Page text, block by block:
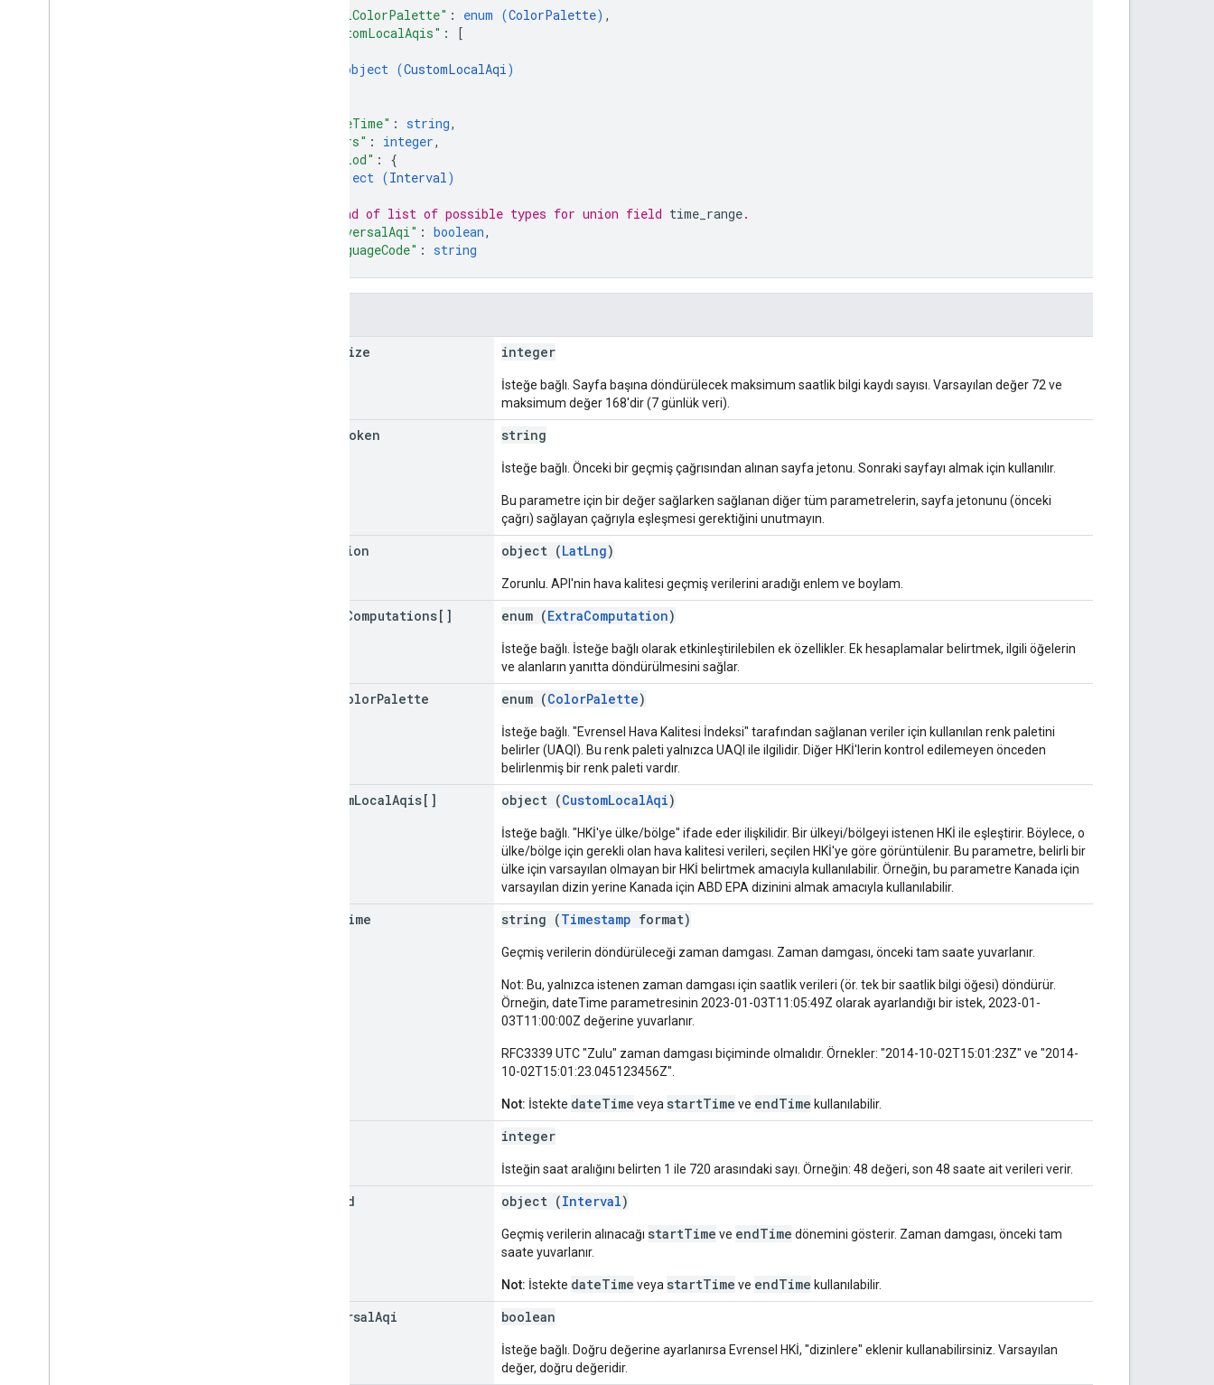
"uaqiColorPalette" : enum (ColorPalette) ,
"customLocalAqis" :
[
object (CustomLocalAqi)
"dateTime" : string,
"hours" : integer,
"period" : {
object (Interval)
// End of list of possible types for union field time_range.
"universalAqi" : boolean,
"languageCode" : string
Size integer
İsteğe bağlı. Sayfa başına döndürülecek maksimum saatlik bilgi kaydı sayısı. Varsayılan değer 72 ve
maksimum değer 168'dir (7 günlük veri).
Token string
İsteğe bağlı. Önceki bir geçmiş çağrısından alınan sayfa jetonu. Sonraki sayfayı almak için kullanılır.
Bu parametre için bir değer sağlarken sağlanan diğer tüm parametrelerin, sayfa jetonunu (önceki
çağrı) sağlayan çağrıyla eşleşmesi gerektiğini unutmayın.
location object (LatLng)
Zorunlu. API'nin hava kalitesi geçmiş verilerini aradığı enlem ve boylam.
Computations[] enum (ExtraComputation)
İsteğe bağlı. İsteğe bağlı olarak etkinleştirilebilen ek özellikler. Ek hesaplamalar belirtmek, ilgili öğelerin
ve alanların yanıtta döndürülmesini sağlar.
ColorPalette enum (ColorPalette)
İsteğe bağlı. "Evrensel Hava Kalitesi İndeksi" tarafından sağlanan veriler için kullanılan renk paletini
belirler (UAQI). Bu renk paleti yalnızca UAQI ile ilgilidir. Diğer HKİ'lerin kontrol edilemeyen önceden
belirlenmiş bir renk paleti vardır.
customLocalAqis[] object (CustomLocalAqi)
İsteğe bağlı. "HKİ'ye ülke/bölge" ifade eder ilişkilidir. Bir ülkeyi/bölgeyi istenen HKİ ile eşleştirir. Böylece, o
ülke/bölge için gerekli olan hava kalitesi verileri, seçilen HKİ'ye göre görüntülenir. Bu parametre, belirli bir
ülke için varsayılan olmayan bir HKİ belirtmek amacıyla kullanılabilir. Örneğin, bu parametre Kanada için
varsayılan dizin yerine Kanada için ABD EPA dizinini almak amacıyla kullanılabilir.
Time string (Timestamp format)
Geçmiş verilerin döndürüleceği zaman damgası. Zaman damgası, önceki tam saate yuvarlanır.
Not: Bu, yalnızca istenen zaman damgası için saatlik verileri (ör. tek bir saatlik bilgi öğesi) döndürür.
Örneğin, dateTime parametresinin 2023-01-03T11:05:49Z olarak ayarlandığı bir istek, 2023-01-
03T11:00:00Z değerine yuvarlanır.
RFC3339 UTC "Zulu" zaman damgası biçiminde olmalıdır. Örnekler: "2014-10-02T15:01:23Z" ve "2014-
10-02T15:01:23.045123456Z".
Not: İstekte dateTime veya startTime ve endTime kullanılabilir.
integer
İsteğin saat aralığını belirten 1 ile 720 arasındaki sayı. Örneğin: 48 değeri, son 48 saate ait verileri verir.
period object (Interval)
Geçmiş verilerin alınacağı startTime ve endTime dönemini gösterir. Zaman damgası, önceki tam
saate yuvarlanır.
Not: İstekte dateTime veya startTime ve endTime kullanılabilir.
universalAqi boolean
İsteğe bağlı. Doğru değerine ayarlanırsa Evrensel HKİ, "dizinlere" eklenir kullanabilirsiniz. Varsayılan
değer, doğru değeridir.